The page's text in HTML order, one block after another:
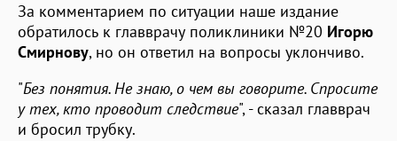
За комментарием по ситуации наше издание
обратилось к главврачу поликлиники №20 Игорю
Смирнову, но он ответил на вопросы уклончиво.
"Без понятия. Не знаю, о чем вы говорите. Спросите
у тех, кто проводит следствие", - сказал главврач
и бросил трубку.